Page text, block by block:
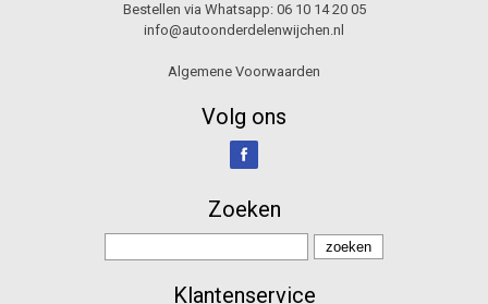
Bestellen via Whatsapp: 06 10 14 20 05
info@autoonderdelenwijchen.nl
Algemene Voorwaarden
Volg ons
Zoeken
Klantenservice